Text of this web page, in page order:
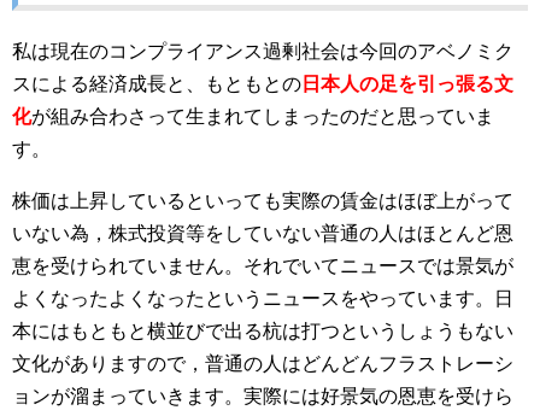
私は現在のコンプライアンス過剰社会は今回のアベノミク
スによる経済成長と、もともとの 日本人の足を引っ張る文
化が組み合わさって生まれてしまったのだと思っていま
す。
株価は上昇しているといっても実際の賃金はほぼ上がって
いない為，株式投資等をしていない普通の人はほとんど恩
恵を受けられていません。それでいてニュースでは景気が
よくなったよくなったというニュースをやっています。日
本にはもともと横並びで出る杭は打つというしょうもない
文化がありますので，普通の人はどんどんフラストレーシ
ョンが溜まっていきます。実際には好景気の恩恵を受けら